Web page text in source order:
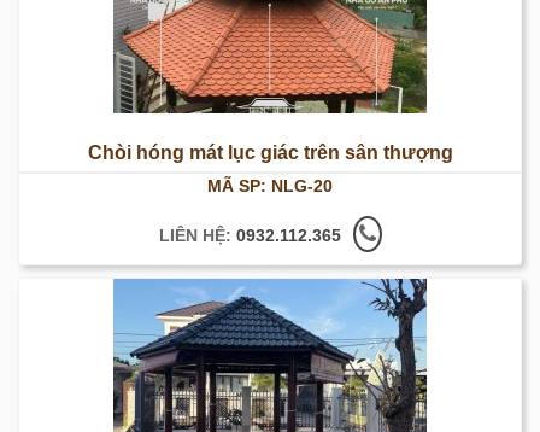
Chòi hóng mát lục giác trên sân thượng
MÃ SP: NLG-20
LIÊN HỆ: 0932.112.365